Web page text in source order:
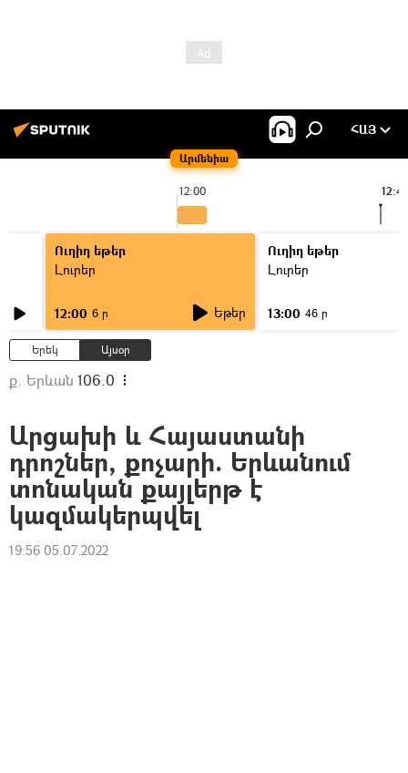
Արմենիա
ՀԱՅ
12:00 12:44
Ուղիղ եթեր
Լուրեր
12:00 6 ր Եթեր
Ուղիղ եթեր
Լուրեր
13:00 46 ր
Երեկ Այսօր
ք. Երևան 106.0
Արցախի և Հայաստանի
դրոշներ, քոչարի. Երևանում
տոնական քայլերթ է
կազմակերպվել
19:56 05.07.2022